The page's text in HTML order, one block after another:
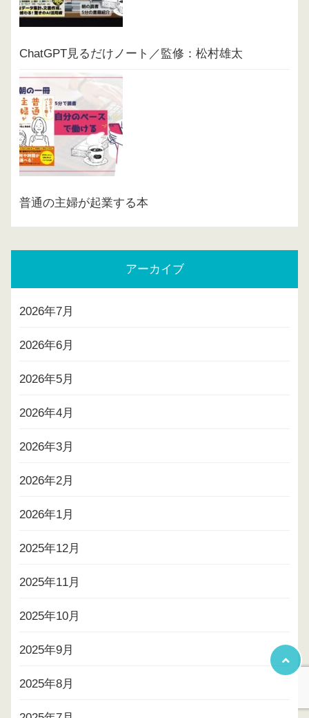
ChatGPT見るだけノート／監修：松村雄太
普通の主婦が起業する本
アーカイブ
2026年7月
2026年6月
2026年5月
2026年4月
2026年3月
2026年2月
2026年1月
2025年12月
2025年11月
2025年10月
2025年9月
2025年8月